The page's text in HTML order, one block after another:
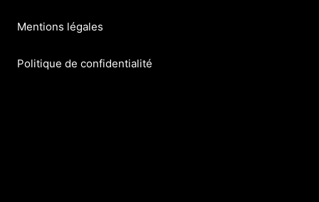
Mentions légales
Politique de confidentialité